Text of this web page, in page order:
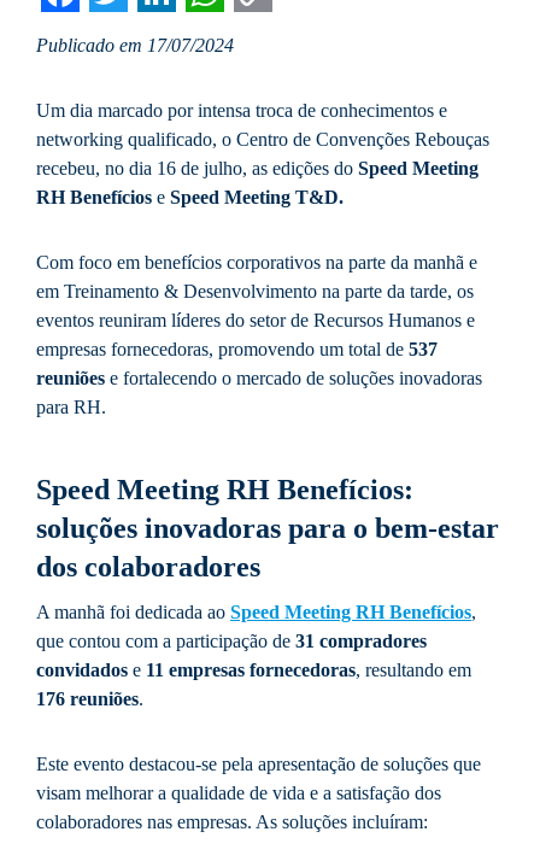
Facebook
Twitter
LinkedIn
WhatsApp
Publicado em 17/07/2024
Um dia marcado por intensa troca de conhecimentos e
networking qualificado, o Centro de Convenções Rebouças
recebeu, no dia 16 de julho, as edições do Speed Meeting
RH Benefícios e Speed Meeting T&D.
Com foco em benefícios corporativos na parte da manhã e
em Treinamento & Desenvolvimento na parte da tarde, os
eventos reuniram líderes do setor de Recursos Humanos e
empresas fornecedoras, promovendo um total de 537
reuniões e fortalecendo o mercado de soluções inovadoras
para RH.
Speed Meeting RH Benefícios:
soluções inovadoras para o bem-estar
dos colaboradores
A manhã foi dedicada ao Speed Meeting RH Benefícios,
que contou com a participação de 31 compradores
convidados e 11 empresas fornecedoras, resultando em
176 reuniões.
Este evento destacou-se pela apresentação de soluções que
visam melhorar a qualidade de vida e a satisfação dos
colaboradores nas empresas. As soluções incluíram: